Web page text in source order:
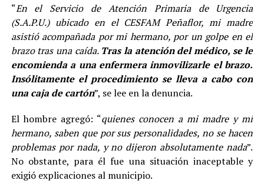
“En el Servicio de Atención Primaria de Urgencia
(S.A.P.U.) ubicado en el CESFAM Peñaflor, mi madre
asistió acompañada por mi hermano, por un golpe en el
brazo tras una caída. Tras la atención del médico, se le
encomienda a una enfermera inmovilizarle el brazo.
Insólitamente el procedimiento se lleva a cabo con
una caja de cartón”, se lee en la denuncia.
El hombre agregó: “quienes conocen a mi madre y mi
hermano, saben que por sus personalidades, no se hacen
problemas por nada, y no dijeron absolutamente nada”.
No obstante, para él fue una situación inaceptable y
exigió explicaciones al municipio.